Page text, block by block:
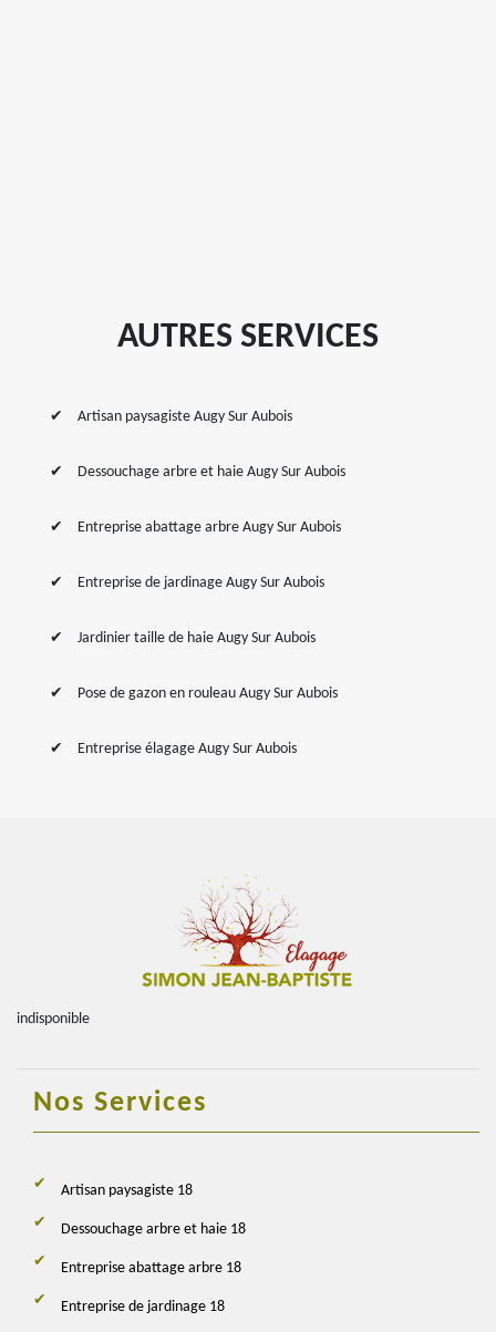
AUTRES SERVICES
Artisan paysagiste Augy Sur Aubois
Dessouchage arbre et haie Augy Sur Aubois
Entreprise abattage arbre Augy Sur Aubois
Entreprise de jardinage Augy Sur Aubois
Jardinier taille de haie Augy Sur Aubois
Pose de gazon en rouleau Augy Sur Aubois
Entreprise élagage Augy Sur Aubois
indisponible
Nos Services
Artisan paysagiste 18
Dessouchage arbre et haie 18
Entreprise abattage arbre 18
Entreprise de jardinage 18